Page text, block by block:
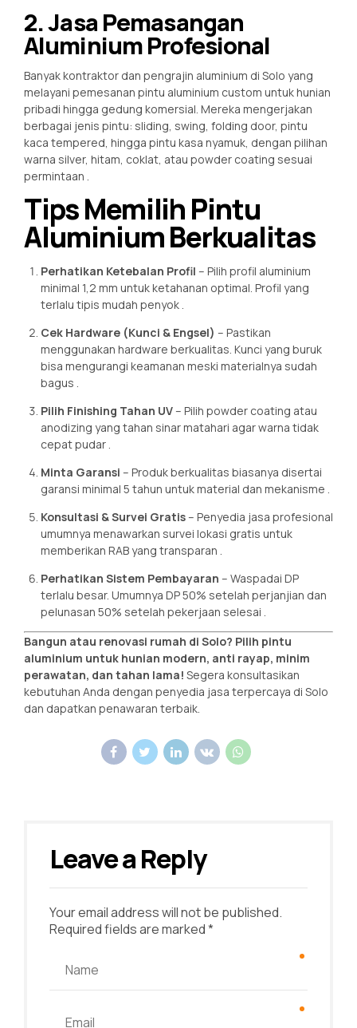
2. Jasa Pemasangan
Aluminium Profesional
Banyak kontraktor dan pengrajin aluminium di Solo yang
melayani pemesanan pintu aluminium custom untuk hunian
pribadi hingga gedung komersial. Mereka mengerjakan
berbagai jenis pintu: sliding, swing, folding door, pintu
kaca tempered, hingga pintu kasa nyamuk, dengan pilihan
warna silver, hitam, coklat, atau powder coating sesuai
permintaan
Tips Memilih Pintu
Aluminium Berkualitas
Perhatikan Ketebalan Profil – Pilih profil aluminium
minimal 1,2 mm untuk ketahanan optimal. Profil yang
terlalu tipis mudah penyok
Cek Hardware (Kunci & Engsel) – Pastikan
menggunakan hardware berkualitas. Kunci yang buruk
bisa mengurangi keamanan meski materialnya sudah
bagus
Pilih Finishing Tahan UV– Pilih powder coating atau
anodizing yang tahan sinar matahari agar warna tidak
cepat pudar
Minta Garansi – Produk berkualitas biasanya disertai
garansi minimal 5 tahun untuk material dan mekanisme
Konsultasi & Survei Gratis– Penyedia jasa profesional
umumnya menawarkan survei lokasi gratis untuk
memberikan RAB yang transparan
Perhatikan Sistem Pembayaran – Waspadai DP
terlalu besar. Umumnya DP 50% setelah perjanjian dan
pelunasan 50% setelah pekerjaan selesai
Bangun atau renovasi rumah di Solo? Pilih pintu
aluminium untuk hunian modern, anti rayap, minim
perawatan, dan tahan lama! Segera konsultasikan
kebutuhan Anda dengan penyedia jasa terpercaya di Solo
dan dapatkan penawaran terbaik.
Leave a Reply
Your email address will not be published.
Required fields are marked *